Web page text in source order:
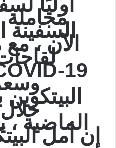
مجاملة
الآن ،
الماضية
إن أمل